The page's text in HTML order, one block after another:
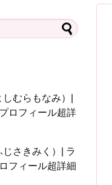
むらもなみ）|
ロフィール超詳
さきみく）| ラ
フィール超詳細